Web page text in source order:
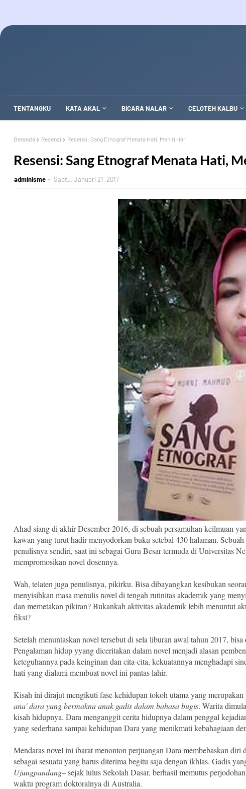
TENTANGKU KATA AKAL BICARA NALAR CELOTEH KALBU
Beranda Resensi Resensi: Sang Etnograf Menata Hati, Meniti Hari
Resensi: Sang Etnograf Menata Hati,
adminisme Sabtu, Januari 21, 2017
Ahad siang di akhir Desember 2016, di sebuah persamuhan keilmuan
kawan yang turut hadir menyodorkan buku setebal 430 halaman.
penulisnya sendiri, saat ini sebagai Guru Besar termuda di Universitas
mempromosikan novel dosennya.
Wah, telaten juga penulisnya, pikirku. Bisa dibayangkan kesibukan
menyisihkan masa menulis novel di tengah rutinitas akademik yang
dan memetakan pikiran? Bukankah aktivitas akademik lebih menuntut
fiksi?
Setelah menuntaskan novel tersebut di sela liburan awal tahun 2017,
Pengalaman hidup yyang diceritakan dalam novel menjadi alasan
keteguhannya pada keinginan dan cita-cita, kekuatannya menghadapi
hati yang dialami membuat novel ini pantas lahir.
Kisah ini dirajut mengikuti fase kehidupan tokoh utama yang
ana' dara yang bermakna anak gadis dalam bahasa bugis. Warita
kisah hidupnya. Dara menganggit cerita hidupnya dalam penggal
yang sederhana sampai kehidupan Dara yang menikmati kebahagiaan
Mendaras novel ini ibarat menonton perjuangan Dara membebaskan
sebagai sesuatu yang harus diterima begitu saja dengan ikhlas. Gadis
Ujungpandang– sejak lulus Sekolah Dasar, berhasil memutus
waktu program doktoralnya di Australia.